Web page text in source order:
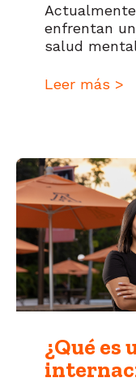
enfrentan
salud
Leer más >
¿Qué es